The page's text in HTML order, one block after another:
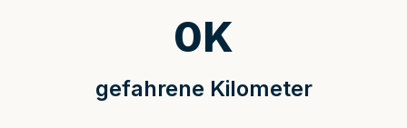
gefahrene Kilometer
0K